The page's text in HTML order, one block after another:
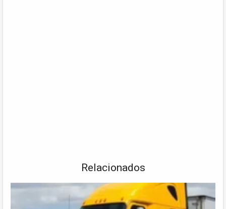
Relacionados